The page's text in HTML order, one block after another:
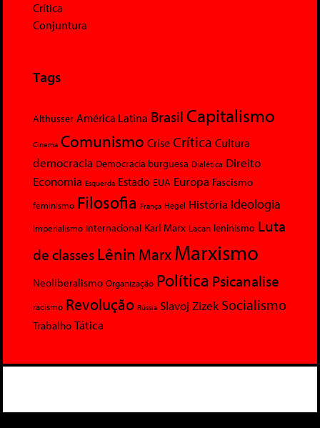
Crítica
Conjuntura
Tags
Althusser América Latina Brasil Capitalismo
Cinema Comunismo Crise Crítica Cultura
democracia Democracia burguesa Dialética Direito
Economia Esquerda Estado EUA Europa Fascismo
feminismo Filosofia França Hegel História Ideologia
Imperialismo Internacional Karl Marx Lacan leninismo Luta
de classesLênin MarxMarxismo
Neoliberalismo Organização Política Psicanalise
racismo Revolução Rússia Slavoj Zizek Socialismo
Trabalho Tática